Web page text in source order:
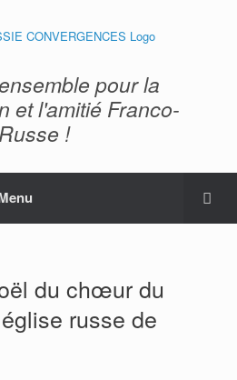
pour la
et l'amitié Franco-
Russe !
du chœur du
russe de